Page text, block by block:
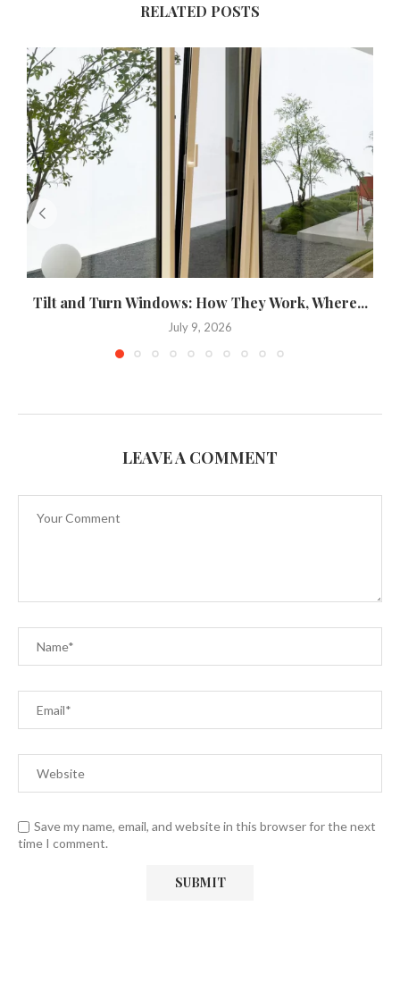
RELATED POSTS
Tilt and Turn Windows: How They Work, Where...
July 9, 2026
LEAVE A COMMENT
Save my name, email, and website in this browser for the next
time I comment.